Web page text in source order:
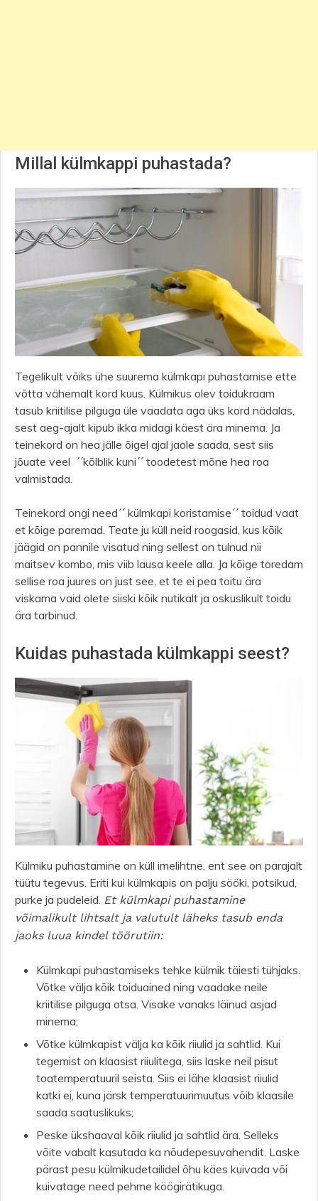
Millal külmkappi puhastada?
Tegelikult võiks ühe suurema külmkapi puhastamise ette
võtta vähemalt kord kuus. Külmikus olev toidukraam
tasub kriitilise pilguga üle vaadata aga üks kord nädalas,
sest aeg-ajalt kipub ikka midagi käest ära minema. Ja
teinekord on hea jälle õigel ajal jaole saada, sest siis
jõuate veel ´´kõlblik kuni´´ toodetest mõne hea roa
valmistada.
Teinekord ongi need´´ külmkapi koristamise´´ toidud vaat
et kõige paremad. Teate ju küll neid roogasid, kus kõik
jäägid on pannile visatud ning sellest on tulnud nii
maitsev kombo, mis viib lausa keele alla. Ja kõige toredam
sellise roa juures on just see, et te ei pea toitu ära
viskama vaid olete siiski kõik nutikalt ja oskuslikult toidu
ära tarbinud.
Kuidas puhastada külmkappi seest?
Külmiku puhastamine on küll imelihtne, ent see on parajalt
tüütu tegevus. Eriti kui külmkapis on palju sööki, potsikud,
purke ja pudeleid. Et külmkapi puhastamine
võimalikult lihtsalt ja valutult läheks tasub enda
jaoks luua kindel töörutiin:
Külmkapi puhastamiseks tehke külmik täiesti tühjaks.
Võtke välja kõik toiduained ning vaadake neile
kriitilise pilguga otsa. Visake vanaks läinud asjad
minema;
Võtke külmkapist välja ka kõik riiulid ja sahtlid. Kui
tegemist on klaasist riiulitega, siis laske neil pisut
toatemperatuuril seista. Siis ei lähe klaasist riiulid
katki ei, kuna järsk temperatuurimuutus võib klaasile
saada saatuslikuks;
Peske ükshaaval kõik riiulid ja sahtlid ära. Selleks
võite vabalt kasutada ka nõudepesuvahendit. Laske
pärast pesu külmikudetailidel õhu käes kuivada või
kuivatage need pehme köögirätikuga.